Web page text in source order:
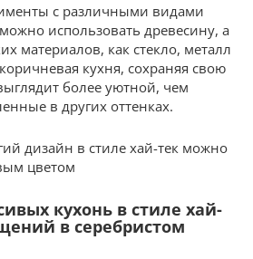
с различными видами
использовать древесину, а
материалов, как стекло, металл
кухня, сохраняя свою
более уютной, чем
в других оттенках.
дизайн в стиле хай-тек можно
цветом
кухонь в стиле хай-
в серебристом